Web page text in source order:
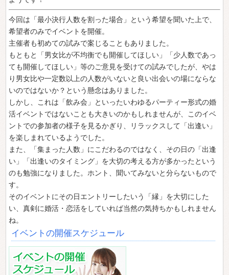
今回は「最小決行人数を割った場合」という希望を聞いた上で、
希望者のみでイベントを開催。
主催者も初めての試みで案じることもありました。
もともと「男女比が不均衡でも開催してほしい」「少人数であっ
ても開催してほしい」等のご意見を受けての試みでしたが、やは
り男女比や一定数以上の人数がいないと良い出会いの場にならな
いのではないか？という懸念はありました。
しかし、これは「飲み会」といったいわゆるパーティー形式の婚
活イベントではないことも大きいのかもしれませんが、このイベ
ントでの参加者の様子を見るかぎり、リラックスして「出逢い」
を楽しまれているようでした。
また、「集まった人数」にこだわるのではなく、その日の「出逢
い」「出逢いのタイミング」を大切の考える方が多かったという
のも勉強になりました。ホント、聞いてみないと分らないもので
す。
そのイベントにその日エントリーしたいう「縁」を大切にした
い、真剣に婚活・恋活をしていれば当然の気持ちかもしれません
ね。
イベントの開催スケジュール